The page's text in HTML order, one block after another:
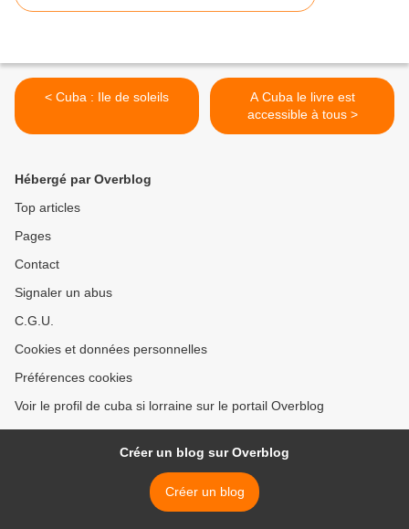
< Cuba : Ile de soleils
A Cuba le livre est
accessible à tous >
Hébergé par Overblog
Top articles
Pages
Contact
Signaler un abus
C.G.U.
Cookies et données personnelles
Préférences cookies
Voir le profil de cuba si lorraine sur le portail Overblog
Créer un blog sur Overblog
Créer un blog